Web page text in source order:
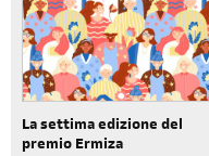
La settima edizione del
premio Ermiza